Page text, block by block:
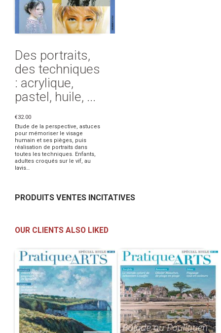
Des portraits,
des techniques
: acrylique,
pastel, huile, ...
€32.00
Etude de la perspective, astuces
pour mémoriser le visage
humain et ses pièges, puis
réalisation de portraits dans
toutes les techniques. Enfants,
adultes croqués sur le vif, au
lavis…
PRODUITS VENTES INCITATIVES
OUR CLIENTS ALSO LIKED